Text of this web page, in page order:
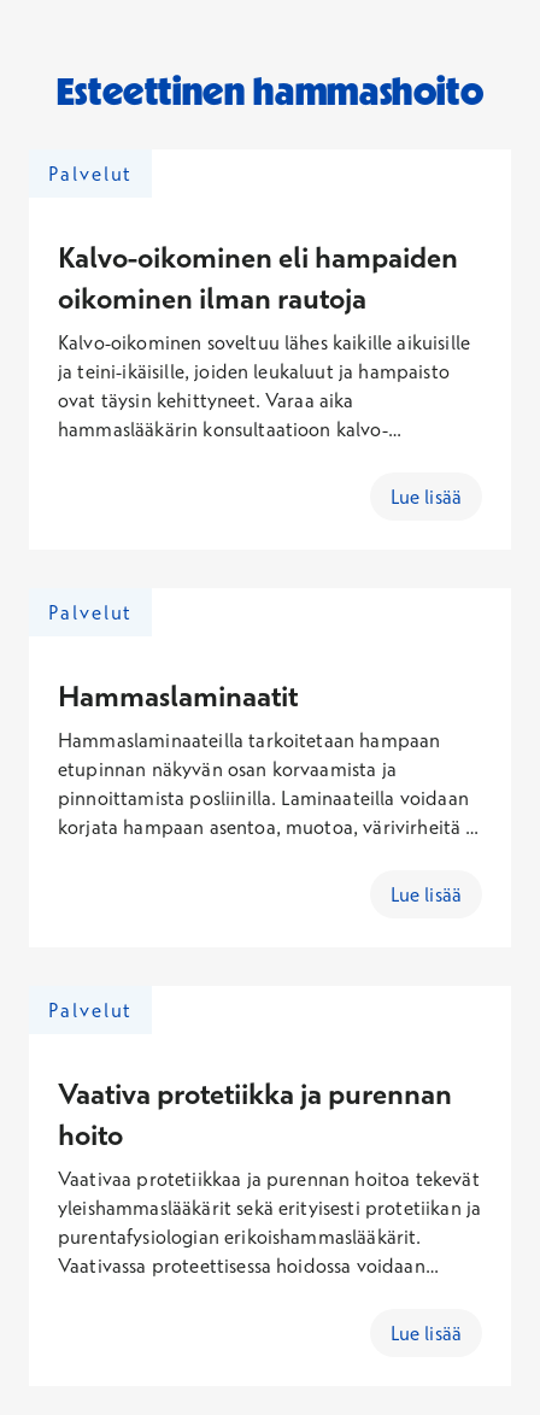
Esteettinen hammashoito
Palvelut
Kalvo-oikominen eli hampaiden
oikominen ilman rautoja
Kalvo-oikominen soveltuu lähes kaikille aikuisille
ja teini-ikäisille, joiden leukaluut ja hampaisto
ovat täysin kehittyneet. Varaa aika
hammaslääkärin konsultaatioon kalvo-
Arviointikäynnin kokonaishinta on 85-245€
Lue lisää
Palvelut
Hammaslaminaatit
Hammaslaminaateilla tarkoitetaan hampaan
etupinnan näkyvän osan korvaamista ja
pinnoittamista posliinilla. Laminaateilla voidaan
korjata hampaan asentoa, muotoa, värivirheitä ja
514,10 €(sunnuntaisin). Hoidon kokonaishinta
Lue lisää
Palvelut
Vaativa protetiikka ja purennan
hoito
Vaativaa protetiikkaa ja purennan hoitoa tekevät
yleishammaslääkärit sekä erityisesti protetiikan ja
purentafysiologian erikoishammaslääkärit.
Vaativassa proteettisessa hoidossa voidaan
proteettisella rakenteella. Vaativia purennan
Lue lisää